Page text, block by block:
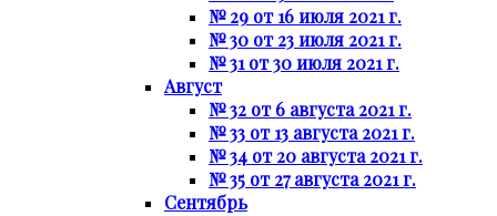
№ 29 от 16 июля 2021 г.
№ 30 от 23 июля 2021 г.
№ 31 от 30 июля 2021 г.
Август
№ 32 от 6 августа 2021 г.
№ 33 от 13 августа 2021 г.
№ 34 от 20 августа 2021 г.
№ 35 от 27 августа 2021 г.
Сентябрь